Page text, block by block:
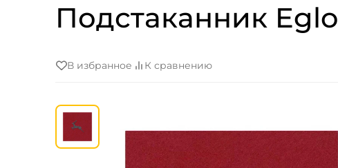
Подстаканник
В избранное К сравнению